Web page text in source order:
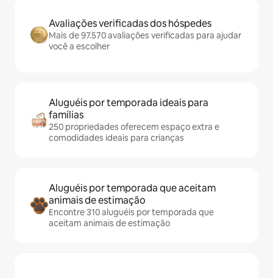
Avaliações verificadas dos hóspedes
Mais de 97.570 avaliações verificadas para ajudar
você a escolher
Aluguéis por temporada ideais para
famílias
250 propriedades oferecem espaço extra e
comodidades ideais para crianças
Aluguéis por temporada que aceitam
animais de estimação
Encontre 310 aluguéis por temporada que
aceitam animais de estimação